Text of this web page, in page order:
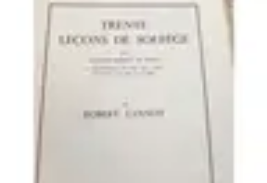
Accompagnement Funéraire
Accompagnement FunéraireChoix de l'accompagnement
Conseils Pratiques Évaluation des Services
Accompagnement Funéraire